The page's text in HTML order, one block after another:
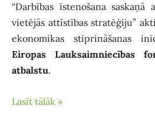
“Darbības īstenošana
vietējās attīstības stratēģiju”
ekonomikas stiprināšanas
Eiropas Lauksaimniecības
atbalstu.
Lasīt tālāk »